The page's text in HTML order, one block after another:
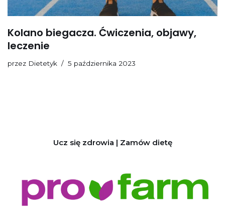
Kolano biegacza. Ćwiczenia, objawy,
leczenie
przez Dietetyk 5 października 2023
Ucz się zdrowia | Zamów dietę